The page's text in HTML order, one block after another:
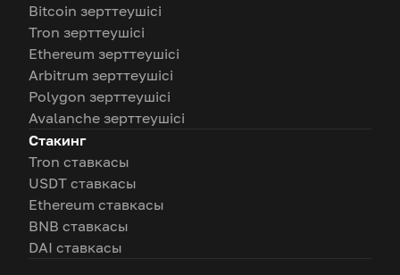
Bitcoin зерттеушісі
Tron зерттеушісі
Ethereum зерттеушісі
Arbitrum зерттеушісі
Polygon зерттеушісі
Avalanche зерттеушісі
Стакинг
Tron ставкасы
USDT ставкасы
Ethereum ставкасы
BNB ставкасы
DAI ставкасы